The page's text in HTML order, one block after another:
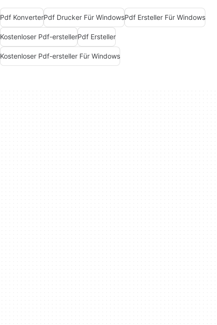
Pdf KonverterPdf Drucker Für WindowsPdf Ersteller Für Windows
Kostenloser Pdf-erstellerPdf Ersteller
Kostenloser Pdf-ersteller Für Windows